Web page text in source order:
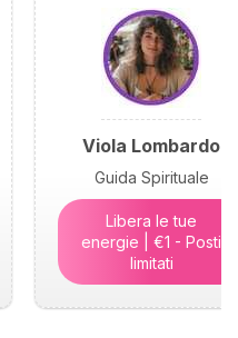
Viola Lombardo
Guida Spirituale
Libera le tue
energie | €1 - Posti
limitati